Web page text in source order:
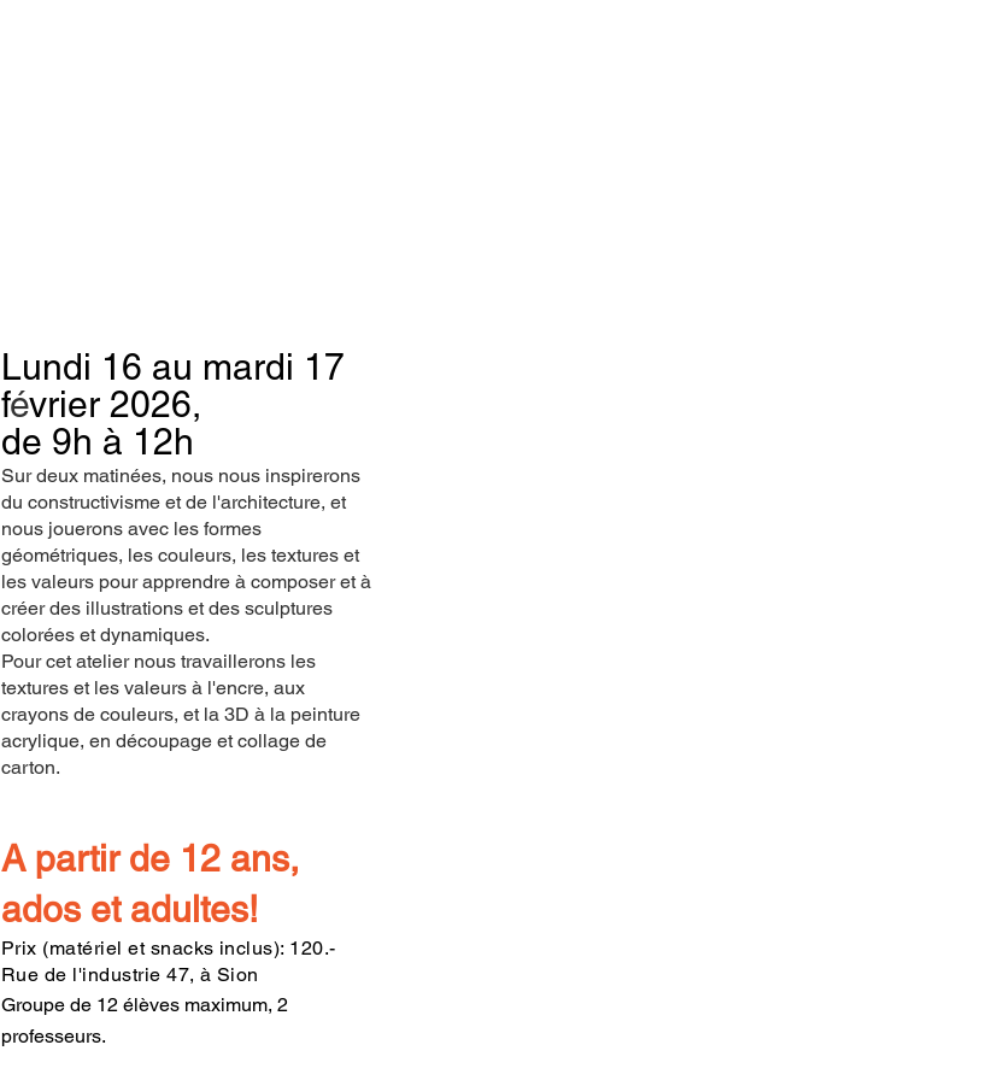
Lundi 16 au mardi 17
février 2026,
de 9h à 12h
Sur deux matinées, nous nous inspirerons
du constructivisme et de l'architecture, et
nous jouerons avec les formes
géométriques, les couleurs, les textures et
les valeurs pour apprendre à composer et à
créer des illustrations et des sculptures
colorées et dynamiques.
Pour cet atelier nous travaillerons les
textures et les valeurs à l'encre, aux
crayons de couleurs, et la 3D à la peinture
acrylique, en découpage et collage de
carton.
A partir de 12 ans,
ados et adultes!
Prix (matériel et snacks inclus): 120.-
Rue de l'industrie 47, à Sion
Groupe de 12 élèves maximum, 2
professeurs.